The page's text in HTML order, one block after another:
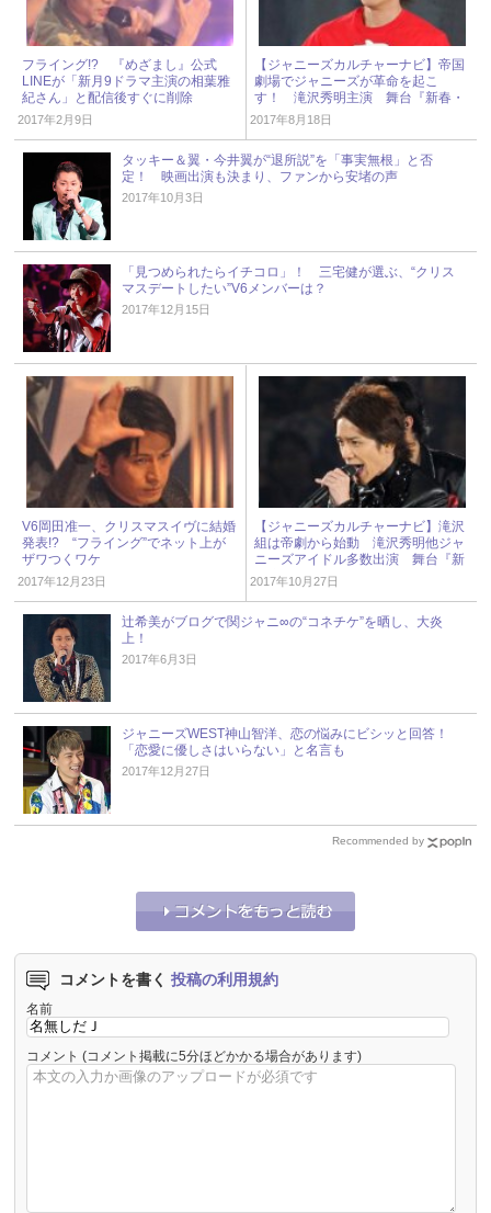
フライング!? 『めざまし』公式
LINEが「新月9ドラマ主演の相葉雅
紀さん」と配信後すぐに削除
2017年2月9日
【ジャニーズカルチャーナビ】帝国
劇場でジャニーズが革命を起こ
す！ 滝沢秀明主演 舞台『新春・
滝沢革命』
2017年8月18日
タッキー＆翼・今井翼が“退所説”を「事実無根」と否
定！ 映画出演も決まり、ファンから安堵の声
2017年10月3日
「見つめられたらイチコロ」！ 三宅健が選ぶ、“クリス
マスデートしたい”V6メンバーは？
2017年12月15日
V6岡田准一、クリスマスイヴに結婚
発表!? “フライング”でネット上が
ザワつくワケ
2017年12月23日
【ジャニーズカルチャーナビ】滝沢
組は帝劇から始動 滝沢秀明他ジャ
ニーズアイドル多数出演 舞台『新
春滝沢革命』
2017年10月27日
辻希美がブログで関ジャニ∞の“コネチケ”を晒し、大炎
上！
2017年6月3日
ジャニーズWEST神山智洋、恋の悩みにビシッと回答！
「恋愛に優しさはいらない」と名言も
2017年12月27日
Recommended by
コメントを書く 投稿の利用規約
名前
コメント (コメント掲載に5分ほどかかる場合があります)